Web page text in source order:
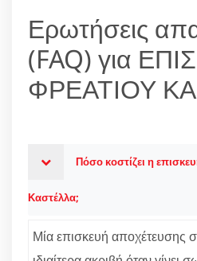
Ερωτήσεις
(FAQ) για
ΦΡΕΑΤΙΟΥ
Πόσο κοστίζει η
Καστέλλα;
Μία επισκευή αποχέτευσης